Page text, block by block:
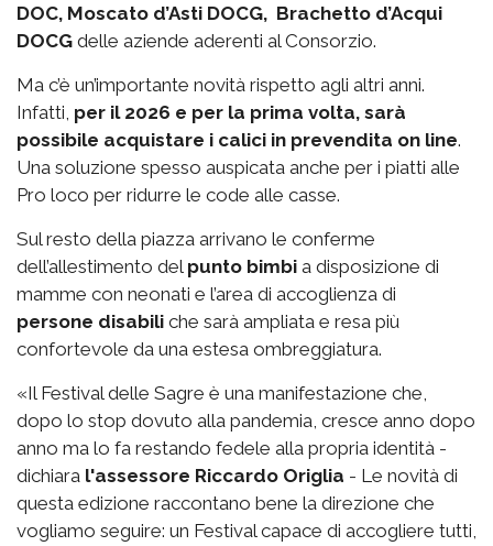
DOC, Moscato d’Asti DOCG, Brachetto d’Acqui
DOCG delle aziende aderenti al Consorzio.
Ma c’è un’importante novità rispetto agli altri anni.
Infatti, per il 2026 e per la prima volta, sarà
possibile acquistare i calici in prevendita on line.
Una soluzione spesso auspicata anche per i piatti alle
Pro loco per ridurre le code alle casse.
Sul resto della piazza arrivano le conferme
dell’allestimento del punto bimbi a disposizione di
mamme con neonati e l’area di accoglienza di
persone disabili che sarà ampliata e resa più
confortevole da una estesa ombreggiatura.
«Il Festival delle Sagre è una manifestazione che,
dopo lo stop dovuto alla pandemia, cresce anno dopo
anno ma lo fa restando fedele alla propria identità -
dichiara l'assessore Riccardo Origlia - Le novità di
questa edizione raccontano bene la direzione che
vogliamo seguire: un Festival capace di accogliere tutti,